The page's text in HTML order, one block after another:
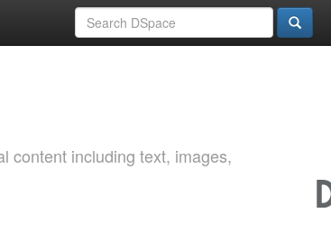
content including text, images,